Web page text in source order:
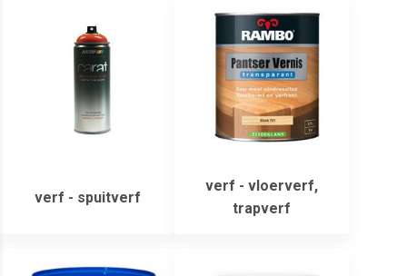
verf - spuitverf
verf - vloerverf,
trapverf